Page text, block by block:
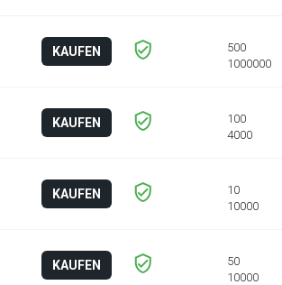
KAUFEN
500
1000000
KAUFEN
100
4000
KAUFEN
10
10000
KAUFEN
50
10000